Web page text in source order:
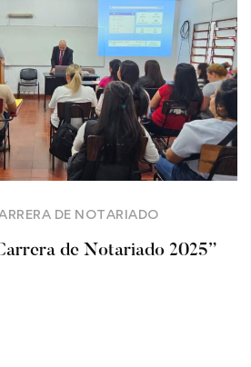
DE NOTARIADO
de Notariado 2025”